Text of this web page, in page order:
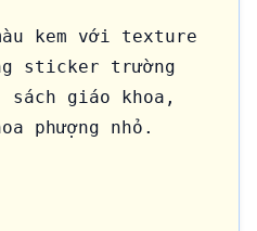
kem với texture
sticker trường
sách giáo khoa,
phượng nhỏ.